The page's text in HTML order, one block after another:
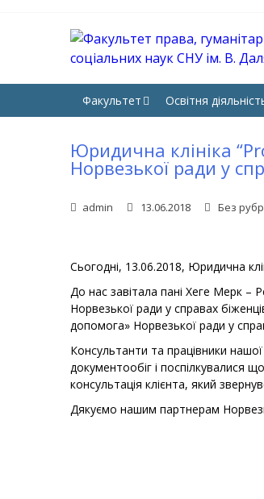
Факультет Освітня
Юридична клініка
Норвезької ради у
admin 13.06.2018 Без
Сьогодні, 13.06.2018, Юридична
До нас завітала пані Хеге Мерк –
Норвезької ради у справах
допомога» Норвезької ради у
Консультанти та працівники нашої
документообіг і поспілкувалися
консультація клієнта, який
Дякуємо нашим партнерам